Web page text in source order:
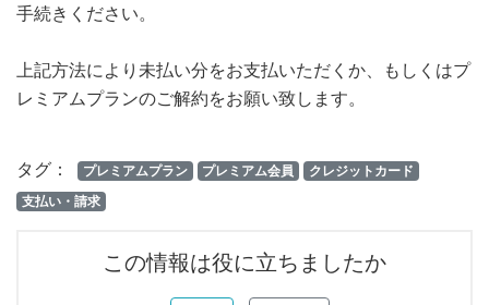
手続きください。
上記方法により未払い分をお支払いただくか、もしくはプ
レミアムプランのご解約をお願い致します。​
タグ： プレミアムプラン プレミアム会員
クレジットカード
支払い・請求
この情報は役に立ちましたか